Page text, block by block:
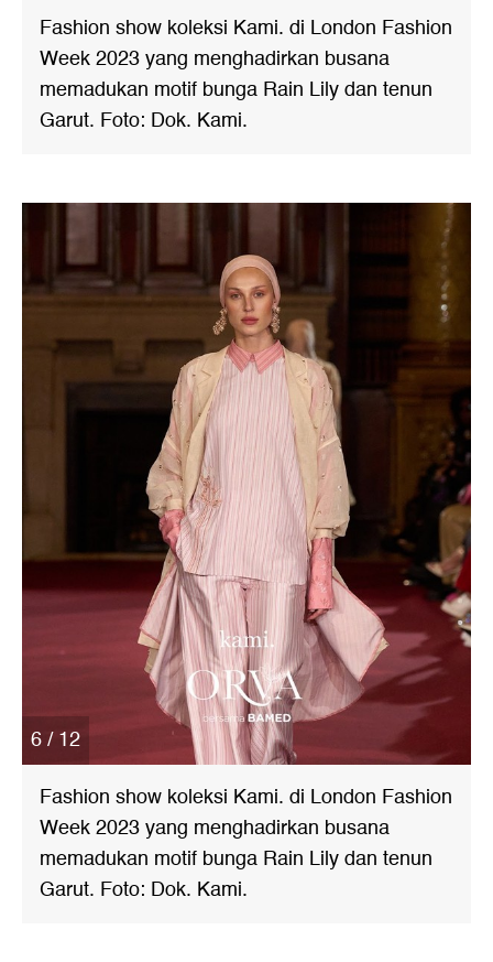
Fashion show koleksi Kami. di London Fashion
Week 2023 yang menghadirkan busana
memadukan motif bunga Rain Lily dan tenun
Garut. Foto: Dok. Kami.
6 / 12
Fashion show koleksi Kami. di London Fashion
Week 2023 yang menghadirkan busana
memadukan motif bunga Rain Lily dan tenun
Garut. Foto: Dok. Kami.